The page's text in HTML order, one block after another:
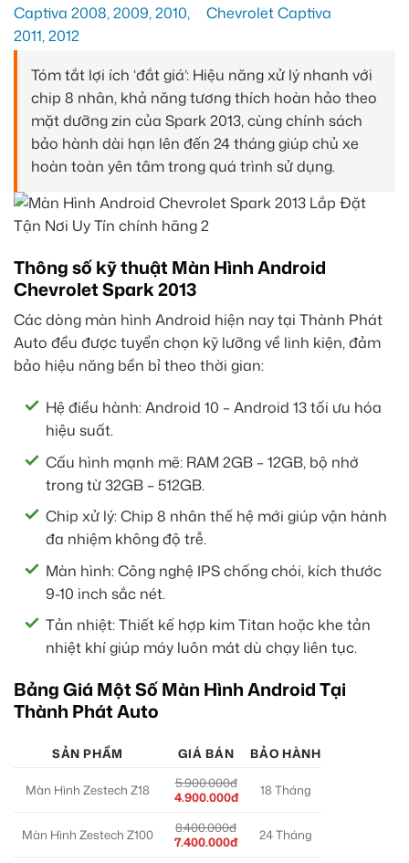
Tóm tắt lợi ích ‘đắt giá’: Hiệu năng xử lý nhanh với
chip 8 nhân, khả năng tương thích hoàn hảo theo
mặt dưỡng zin của Spark 2013, cùng chính sách
bảo hành dài hạn lên đến 24 tháng giúp chủ xe
hoàn toàn yên tâm trong quá trình sử dụng.
Thông số kỹ thuật Màn Hình Android
Chevrolet Spark 2013
Các dòng màn hình Android hiện nay tại Thành Phát
Auto đều được tuyển chọn kỹ lưỡng về linh kiện, đảm
bảo hiệu năng bền bỉ theo thời gian:
Hệ điều hành: Android 10 – Android 13 tối ưu hóa
hiệu suất.
Cấu hình mạnh mẽ: RAM 2GB – 12GB, bộ nhớ
trong từ 32GB – 512GB.
Chip xử lý: Chip 8 nhân thế hệ mới giúp vận hành
đa nhiệm không độ trễ.
Màn hình: Công nghệ IPS chống chói, kích thước
9-10 inch sắc nét.
Tản nhiệt: Thiết kế hợp kim Titan hoặc khe tản
nhiệt khí giúp máy luôn mát dù chạy liên tục.
Bảng Giá Một Số Màn Hình Android Tại
Thành Phát Auto
SẢN PHẨM GIÁ BÁN BẢO HÀNH
Màn Hình Zestech Z18
5.900.000đ
4.900.000đ
18 Tháng
Màn Hình Zestech Z100
8.400.000đ
7.400.000đ
24 Tháng